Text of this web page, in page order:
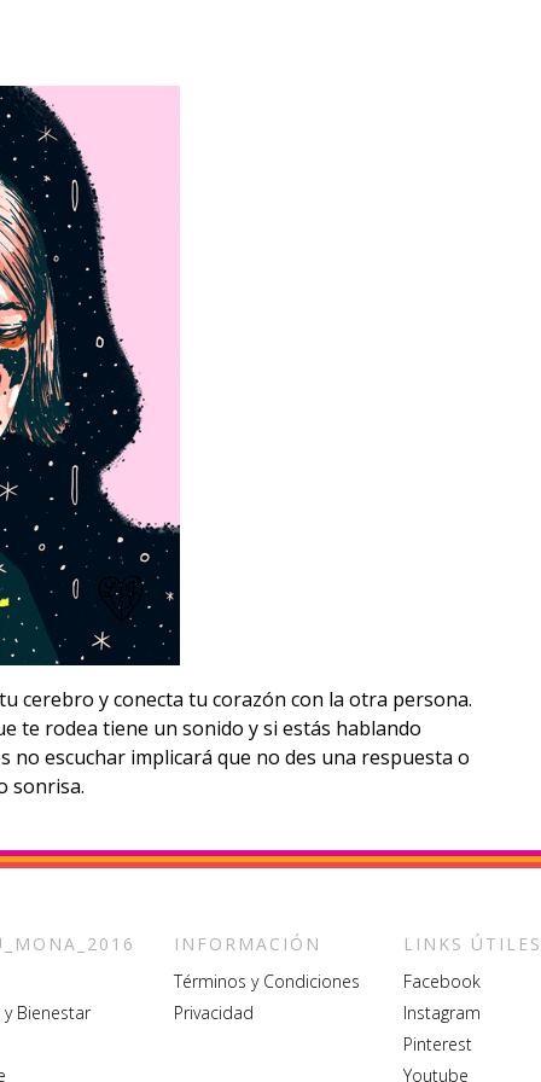
cerebro y conecta tu corazón con la otra persona.
te rodea tiene un sonido y si estás hablando
no escuchar implicará que no des una respuesta o
sonrisa.
y Bienestar
INFORMACIÓN
Términos y Condiciones
Privacidad
LINKS ÚTILES
Facebook
Instagram
Pinterest
Youtube